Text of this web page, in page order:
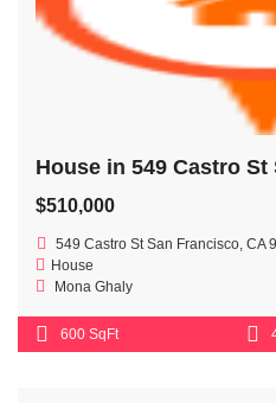
House in 549 Castro
$510,000
549 Castro St San Francisco, CA
House
Mona Ghaly
600 SqFt